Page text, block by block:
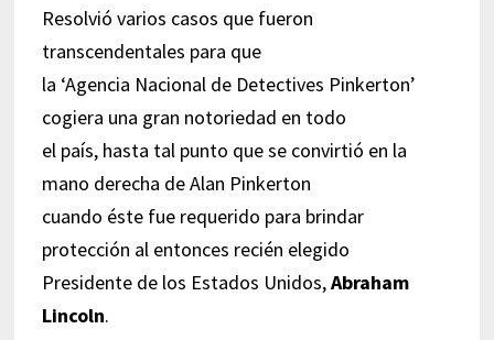
Resolvió varios casos que fueron
transcendentales para que
la ‘Agencia Nacional de Detectives Pinkerton’
cogiera una gran notoriedad en todo
el país, hasta tal punto que se convirtió en la
mano derecha de Alan Pinkerton
cuando éste fue requerido para brindar
protección al entonces recién elegido
Presidente de los Estados Unidos,Abraham
Lincoln.